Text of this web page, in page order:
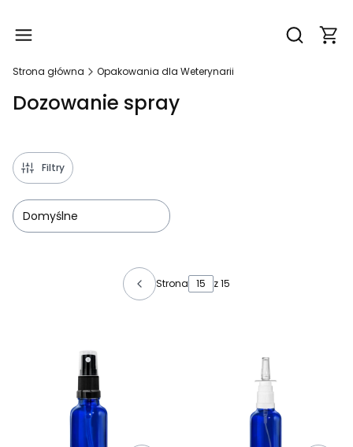
Otwórz
Strona główna Opakowania dla Weterynarii
Dozowanie spray
Filtry
Domyślne
Strona z 15